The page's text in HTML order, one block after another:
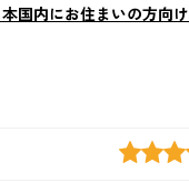
本国内にお住まいの方向け